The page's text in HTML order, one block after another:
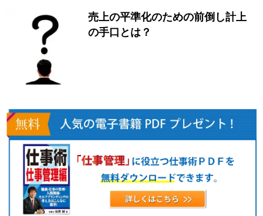
売上の平準化のための前倒し計上
の手口とは？